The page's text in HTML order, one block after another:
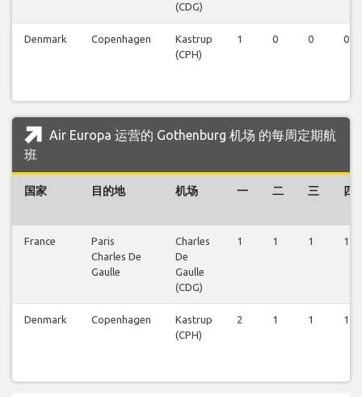
(CDG)
Denmark Copenhagen
Kastrup
(CPH)
1 0 0 0
Air Europa 运营的 Gothenburg 机场 的每周定期航
班
国家 目的地 机场 一 二 三 四
France
Paris
Charles De
Gaulle
Charles
De
Gaulle
(CDG)
1 1 1 1
Denmark Copenhagen
Kastrup
(CPH)
2 1 1 1